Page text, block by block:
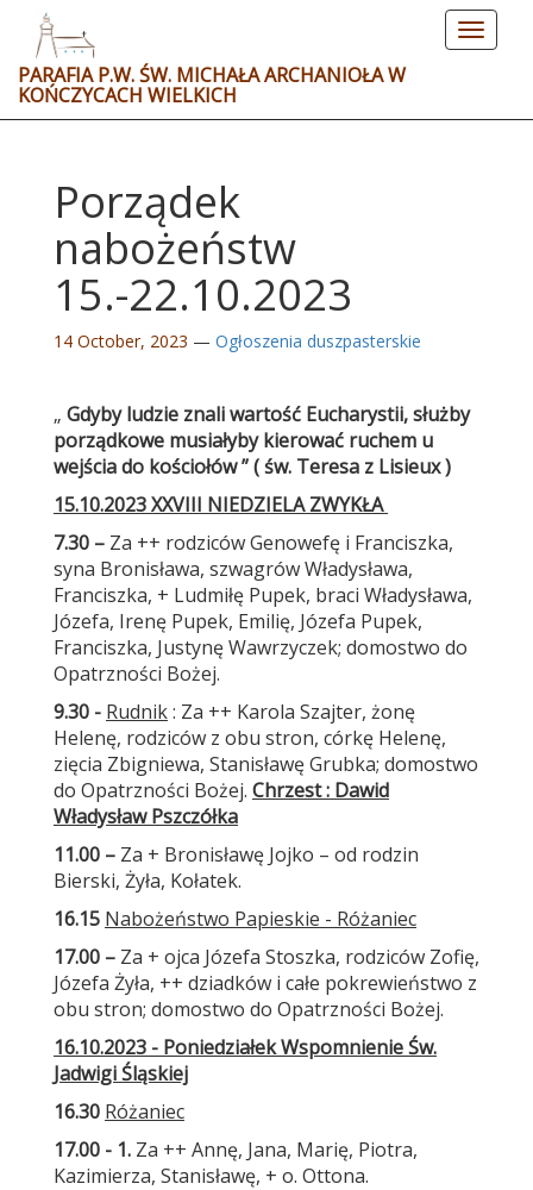
Toggle
PARAFIA P.W. ŚW. MICHAŁA ARCHANIOŁA W
KOŃCZYCACH WIELKICH
Porządek
nabożeństw
15.-22.10.2023
14 October, 2023 — Ogłoszenia duszpasterskie
„ Gdyby ludzie znali wartość Eucharystii, służby
porządkowe musiałyby kierować ruchem u
wejścia do kościołów ” ( św. Teresa z Lisieux )
15.10.2023 XXVIII NIEDZIELA ZWYKŁA
7.30 – Za ++ rodziców Genowefę i Franciszka,
syna Bronisława, szwagrów Władysława,
Franciszka, + Ludmiłę Pupek, braci Władysława,
Józefa, Irenę Pupek, Emilię, Józefa Pupek,
Franciszka, Justynę Wawrzyczek; domostwo do
Opatrzności Bożej.
9.30 - Rudnik: Za ++ Karola Szajter, żonę
Helenę, rodziców z obu stron, córkę Helenę,
zięcia Zbigniewa, Stanisławę Grubka; domostwo
do Opatrzności Bożej. Chrzest : Dawid
Władysław Pszczółka
11.00 – Za + Bronisławę Jojko – od rodzin
Bierski, Żyła, Kołatek.
16.15 Nabożeństwo Papieskie - Różaniec
17.00 – Za + ojca Józefa Stoszka, rodziców Zofię,
Józefa Żyła, ++ dziadków i całe pokrewieństwo z
obu stron; domostwo do Opatrzności Bożej.
16.10.2023 - Poniedziałek Wspomnienie Św.
Jadwigi Śląskiej
16.30 Różaniec
17.00 - 1. Za ++ Annę, Jana, Marię, Piotra,
Kazimierza, Stanisławę, + o. Ottona.